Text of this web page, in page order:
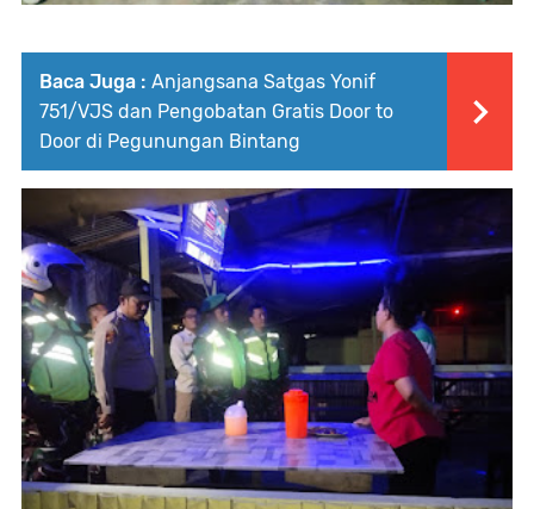
Baca Juga : Anjangsana Satgas Yonif
751/VJS dan Pengobatan Gratis Door to
Door di Pegunungan Bintang